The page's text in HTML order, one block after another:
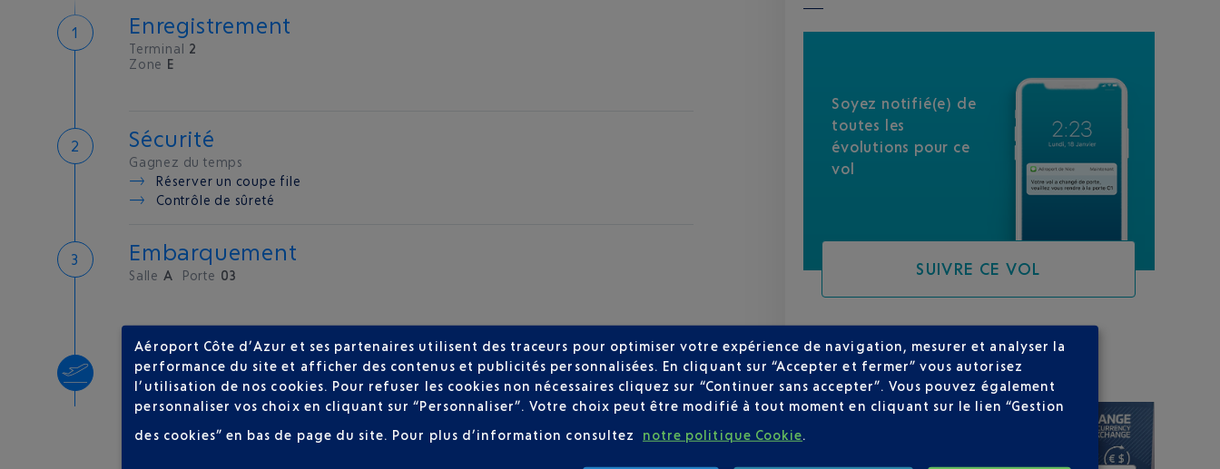
Enregistrement
Terminal 2
Zone E
Sécurité
Gagnez du temps
Réserver un coupe file
Contrôle de sûreté
Embarquement
Salle A Porte 03
Décollage
Type d'appareil : A320
Soyez notifié(e) de
toutes les
évolutions pour ce
vol
SUIVRE CE VOL
SUR VOTRE PARCOURS
Aéroport Côte d’Azur et ses partenaires utilisent des traceurs pour optimiser votre expérience de navigation, mesurer et analyser la
performance du site et afficher des contenus et publicités personnalisées. En cliquant sur “Accepter et fermer” vous autorisez
l’utilisation de nos cookies. Pour refuser les cookies non nécessaires cliquez sur “Continuer sans accepter”. Vous pouvez également
personnaliser vos choix en cliquant sur “Personnaliser”. Votre choix peut être modifié à tout moment en cliquant sur le lien “Gestion
des cookies” en bas de page du site. Pour plus d’information consultez notre politique Cookie.